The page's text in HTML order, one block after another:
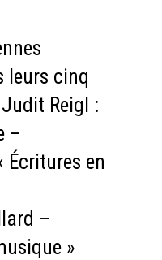
leurs cinq
Judit Reigl :
–
Écritures en
–
»